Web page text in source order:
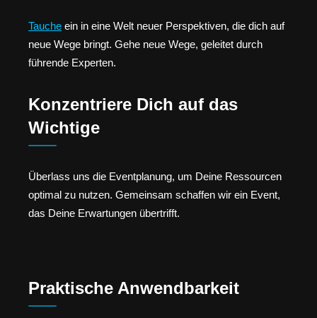
Tauche ein in eine Welt neuer Perspektiven, die dich auf
neue Wege bringt. Gehe neue Wege, geleitet durch
führende Experten.
Konzentriere Dich auf das
Wichtige
Überlass uns die Eventplanung, um Deine Ressourcen
optimal zu nutzen. Gemeinsam schaffen wir ein Event,
das Deine Erwartungen übertrifft.
Praktische Anwendbarkeit